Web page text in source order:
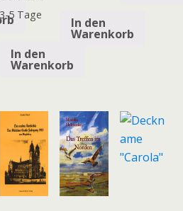
3-5 Tage
In den
Warenkorb
In den
Warenkorb